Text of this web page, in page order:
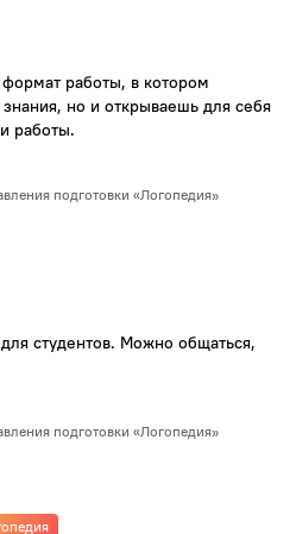
работы, в котором
но и открываешь для себя
работы.
подготовки «Логопедия»
студентов. Можно общаться,
подготовки «Логопедия»